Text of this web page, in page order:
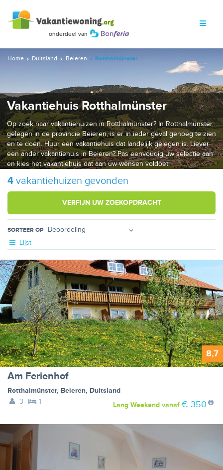
Home Duitsland Beieren Rotthalmünster
Vakantiehuis Rotthalmünster
Op zoek naar vakantiehuizen in Rotthalmünster? In Rotthalmünster,
gelegen in de provincie Beieren, is er in ieder geval genoeg te zien
en te doen. Huur een vakantiehuis dat landelijk gelegen is. Liever
een ander vakantiehuis in Beieren? Pas eenvoudig uw selectie aan
en kies het vakantiehuis dat aan uw wensen voldoet.
4 vakantiehuizen gevonden
VERFIJN UW ZOEKOPDRACHT
SORTEER OP
Lijst
8,7
Am Ferienhof
Rotthalmünster, Beieren, Duitsland
3
1 Lang Weekendvanaf € 350